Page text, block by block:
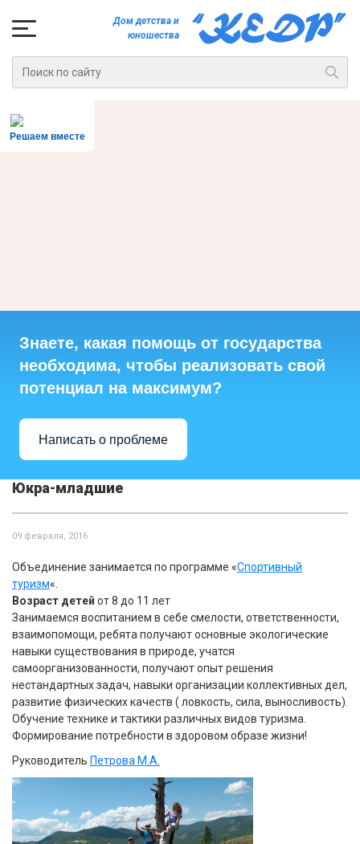
Дом детства и
юношества
Решаем вместе
Знаете, какая помощь от государства
необходима, чтобы реализовать свой
потенциал на максимум?
Написать о проблеме
Юкра-младшие
09 февраля, 2016
Объединение занимается по программе «Спортивный
туризм«.
Возраст детей от 8 до 11 лет
Занимаемся воспитанием в себе смелости, ответственности,
взаимопомощи, ребята получают основные экологические
навыки существования в природе, учатся
самоорганизованности, получают опыт решения
нестандартных задач, навыки организации коллективных дел,
развитие физических качеств ( ловкость, сила, выносливость).
Обучение технике и тактики различных видов туризма.
Формирование потребности в здоровом образе жизни!
Руководитель Петрова М.А.